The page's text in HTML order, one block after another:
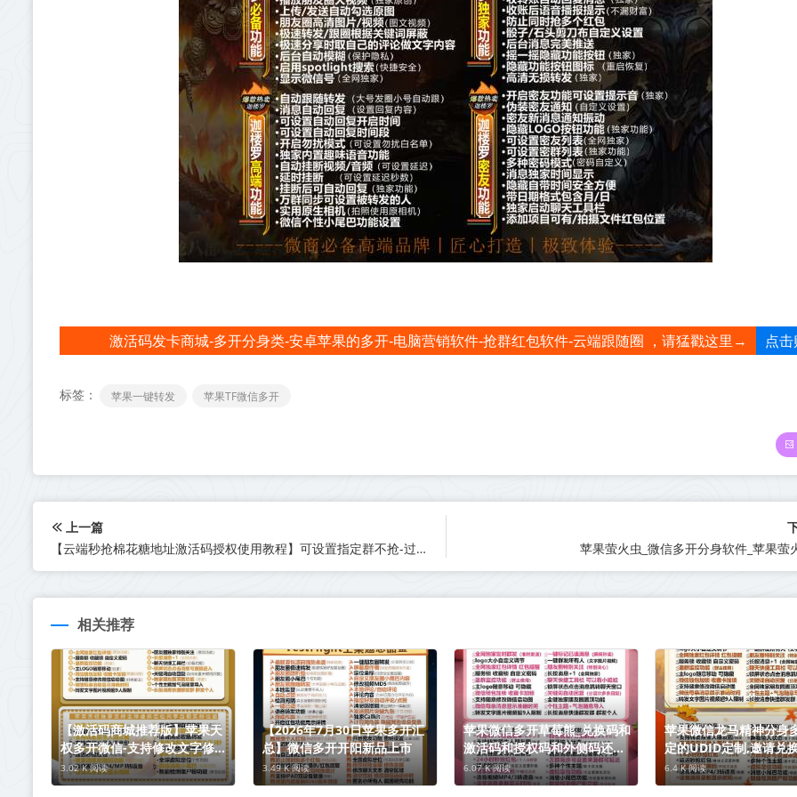
激活码发卡商城-多开分身类-安卓苹果的多开-电脑营销软件-抢群红包软件-云端跟随圈 ，请猛戳这里→ 点
标签： 苹果一键转发 苹果TF微信多开
上一篇
【云端秒抢棉花糖地址激活码授权使用教程】可设置指定群不抢-过滤关键词
苹果萤火虫_微信多开分身软件_苹果萤
相关推荐
【激活码商城推荐版】苹果天
权多开微信-支持修改文字修改
内容
3.02 K 阅读
【2026年7月30日苹果多开汇
总】微信多开开阳新品上市
3.49 K 阅读
苹果微信多开草莓熊_兑换码和
激活码和授权码和外侧码还有
活动码如何分辨
6.07 K 阅读
苹果微信龙马精神分身
定的UDID定制,邀请兑
买
6.4 K 阅读